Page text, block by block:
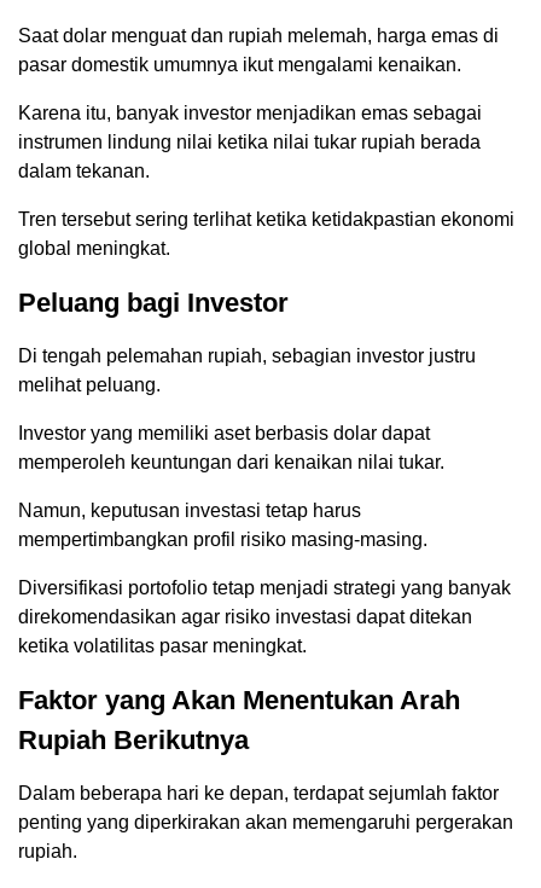
Saat dolar menguat dan rupiah melemah, harga emas di
pasar domestik umumnya ikut mengalami kenaikan.
Karena itu, banyak investor menjadikan emas sebagai
instrumen lindung nilai ketika nilai tukar rupiah berada
dalam tekanan.
Tren tersebut sering terlihat ketika ketidakpastian ekonomi
global meningkat.
Peluang bagi Investor
Di tengah pelemahan rupiah, sebagian investor justru
melihat peluang.
Investor yang memiliki aset berbasis dolar dapat
memperoleh keuntungan dari kenaikan nilai tukar.
Namun, keputusan investasi tetap harus
mempertimbangkan profil risiko masing-masing.
Diversifikasi portofolio tetap menjadi strategi yang banyak
direkomendasikan agar risiko investasi dapat ditekan
ketika volatilitas pasar meningkat.
Faktor yang Akan Menentukan Arah
Rupiah Berikutnya
Dalam beberapa hari ke depan, terdapat sejumlah faktor
penting yang diperkirakan akan memengaruhi pergerakan
rupiah.